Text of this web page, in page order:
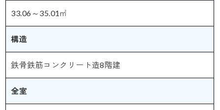
33.06～35.01㎡
構造
鉄骨鉄筋コンクリート造8階建
全室